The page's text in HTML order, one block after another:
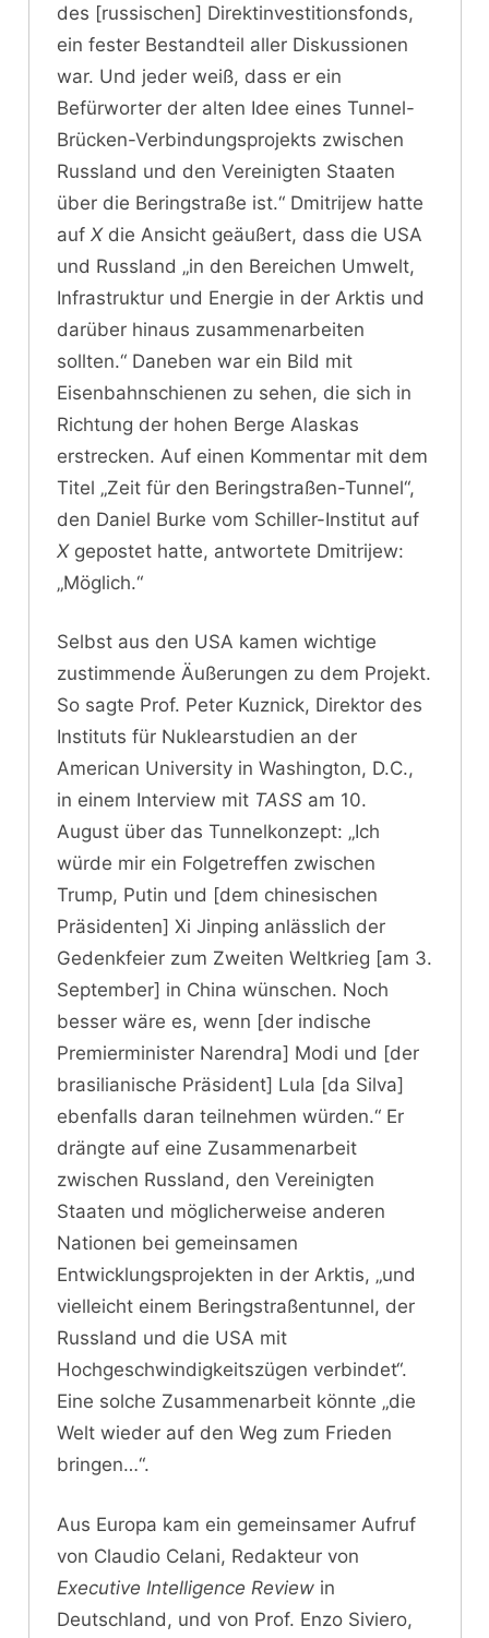
des [russischen] Direktinvestitionsfonds,
ein fester Bestandteil aller Diskussionen
war. Und jeder weiß, dass er ein
Befürworter der alten Idee eines Tunnel-
Brücken-Verbindungsprojekts zwischen
Russland und den Vereinigten Staaten
über die Beringstraße ist.“ Dmitrijew hatte
auf Xdie Ansicht geäußert, dass die USA
und Russland „in den Bereichen Umwelt,
Infrastruktur und Energie in der Arktis und
darüber hinaus zusammenarbeiten
sollten.“ Daneben war ein Bild mit
Eisenbahnschienen zu sehen, die sich in
Richtung der hohen Berge Alaskas
erstrecken. Auf einen Kommentar mit dem
Titel „Zeit für den Beringstraßen-Tunnel“,
den Daniel Burke vom Schiller-Institut auf
Xgepostet hatte, antwortete Dmitrijew:
„Möglich.“
Selbst aus den USA kamen wichtige
zustimmende Äußerungen zu dem Projekt.
So sagte Prof. Peter Kuznick, Direktor des
Instituts für Nuklearstudien an der
American University in Washington, D.C.,
in einem Interview mit TASS am 10.
August über das Tunnelkonzept: „Ich
würde mir ein Folgetreffen zwischen
Trump, Putin und [dem chinesischen
Präsidenten] Xi Jinping anlässlich der
Gedenkfeier zum Zweiten Weltkrieg [am 3.
September] in China wünschen. Noch
besser wäre es, wenn [der indische
Premierminister Narendra] Modi und [der
brasilianische Präsident] Lula [da Silva]
ebenfalls daran teilnehmen würden.“ Er
drängte auf eine Zusammenarbeit
zwischen Russland, den Vereinigten
Staaten und möglicherweise anderen
Nationen bei gemeinsamen
Entwicklungsprojekten in der Arktis, „und
vielleicht einem Beringstraßentunnel, der
Russland und die USA mit
Hochgeschwindigkeitszügen verbindet“.
Eine solche Zusammenarbeit könnte „die
Welt wieder auf den Weg zum Frieden
bringen…“.
Aus Europa kam ein gemeinsamer Aufruf
von Claudio Celani, Redakteur von
Executive Intelligence Review in
Deutschland, und von Prof. Enzo Siviero,